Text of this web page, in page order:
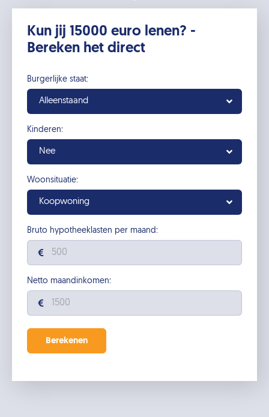
Kun jij 15000 euro lenen? -
Bereken het direct
Burgerlijke staat:
Alleenstaand
Kinderen:
Nee
Woonsituatie:
Koopwoning
Bruto hypotheeklasten per maand:
Netto maandinkomen: